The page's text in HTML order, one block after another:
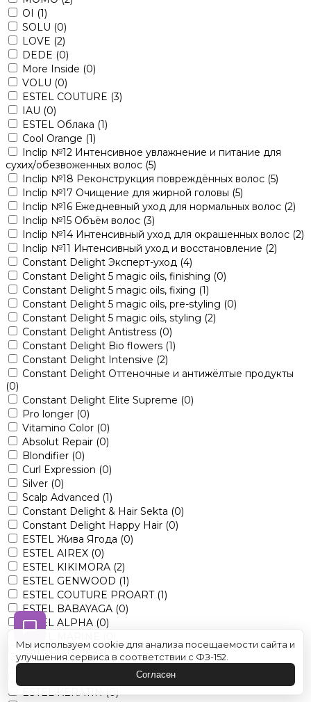
OI (1)
SOLU (0)
LOVE (2)
DEDE (0)
More Inside (0)
VOLU (0)
ESTEL COUTURE (3)
IAU (0)
ESTEL Облака (1)
Cool Orange (1)
Inclip №12 Интенсивное увлажнение и питание для
сухих/обезвоженных волос (5)
Inclip №18 Реконструкция повреждённых волос (5)
Inclip №17 Очищение для жирной головы (5)
Inclip №16 Ежедневный уход для нормальных волос (2)
Inclip №15 Объём волос (3)
Inclip №14 Интенсивный уход для окрашенных волос (2)
Inclip №11 Интенсивный уход и восстановление (2)
Constant Delight Эксперт-уход (4)
Constant Delight 5 magic oils, finishing (0)
Constant Delight 5 magic oils, fixing (1)
Constant Delight 5 magic oils, pre-styling (0)
Constant Delight 5 magic oils, styling (2)
Constant Delight Antistress (0)
Constant Delight Bio flowers (1)
Constant Delight Intensive (2)
Constant Delight Оттеночные и антижёлтые продукты
(0)
Constant Delight Elite Supreme (0)
Pro longer (0)
Vitamino Color (0)
Absolut Repair (0)
Blondifier (0)
Curl Expression (0)
Silver (0)
Scalp Advanced (1)
Constant Delight & Hair Sekta (0)
Constant Delight Happy Hair (0)
ESTEL Жива Ягода (0)
ESTEL AIREX (0)
ESTEL KIKIMORA (2)
ESTEL GENWOOD (1)
ESTEL COUTURE PROART (1)
ESTEL BABAYAGA (0)
ESTEL ALPHA (0)
ESTEL OTIUM(3)
ESTEL VEDMA(0)
ESTEL KERATIN (0)
Мы используем cookie для анализа посещаемости сайта и
улучшения сервиса в соответствии с ФЗ-152.
Согласен